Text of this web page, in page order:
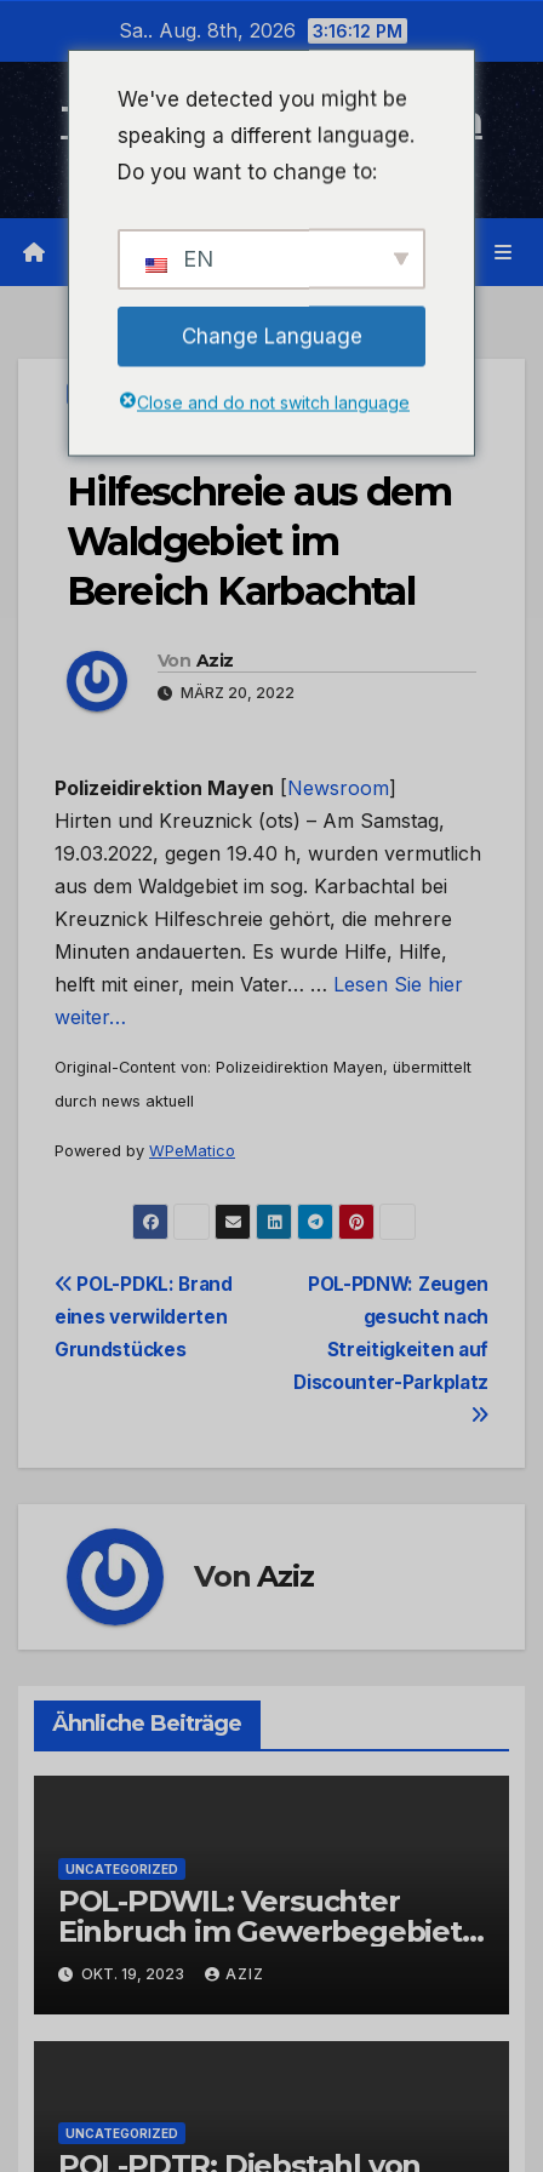
wechseln
Sa.. Aug. 8th, 2026 3:16:12 PM
Timeline Bad Kreuznach
Infonetzwerk für Bad Kreuznach
UNCATEGORIZED
POL-PDMY:
Hilfeschreie aus dem
Waldgebiet im
Bereich Karbachtal
Von Aziz
MÄRZ 20, 2022
Polizeidirektion Mayen [Newsroom]
Hirten und Kreuznick (ots) – Am Samstag,
19.03.2022, gegen 19.40 h, wurden vermutlich
aus dem Waldgebiet im sog. Karbachtal bei
Kreuznick Hilfeschreie gehört, die mehrere
Minuten andauerten. Es wurde Hilfe, Hilfe,
helft mit einer, mein Vater… … Lesen Sie hier
weiter…
Original-Content von: Polizeidirektion Mayen, übermittelt
durch news aktuell
Powered by WPeMatico
Beitrags-
Navigation
POL-PDNW: Zeugen
gesucht nach
Streitigkeiten auf
Discounter-Parkplatz
POL-PDKL: Brand
eines verwilderten
Grundstückes
VonAziz
Ähnliche Beiträge
UNCATEGORIZED
POL-PDWIL: Versuchter
Einbruch im Gewerbegebiet
Wittlich
OKT. 19, 2023 AZIZ
UNCATEGORIZED
We've detected you might be
speaking a different language.
Do you want to change to:
EN
Change Language
Close and do not switch language